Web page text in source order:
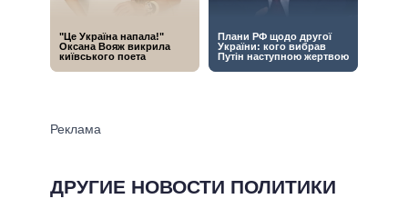
ДРУГИЕ НОВОСТИ ПОЛИТИКИ